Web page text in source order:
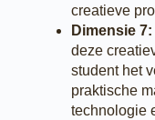
creatieve
Dimensie
deze
student het
praktische
technologie